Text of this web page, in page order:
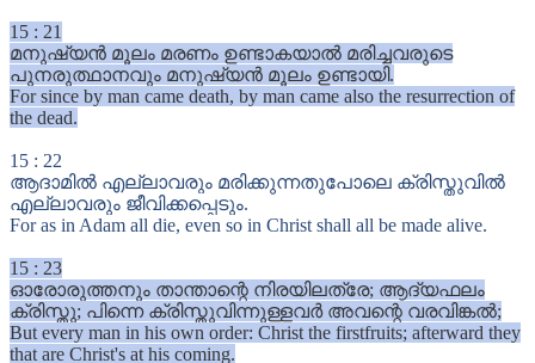
15 : 21
മനുഷ്യൻ മൂലം മരണം ഉണ്ടാകയാൽ മരിച്ചവരുടെ
പുനരുത്ഥാനവും മനുഷ്യൻ മൂലം ഉണ്ടായി.
For since by man came death, by man came also the resurrection of
the dead.
15 : 22
ആദാമിൽ എല്ലാവരും മരിക്കുന്നതുപോലെ ക്രിസ്തുവിൽ
എല്ലാവരും ജീവിക്കപ്പെടും.
For as in Adam all die, even so in Christ shall all be made alive.
15 : 23
ഓരോരുത്തനും താന്താന്റെ നിരയിലത്രേ; ആദ്യഫലം
ക്രിസ്തു; പിന്നെ ക്രിസ്തുവിന്നുള്ളവർ അവന്റെ വരവിങ്കൽ;
But every man in his own order: Christ the firstfruits; afterward they
that are Christ's at his coming.